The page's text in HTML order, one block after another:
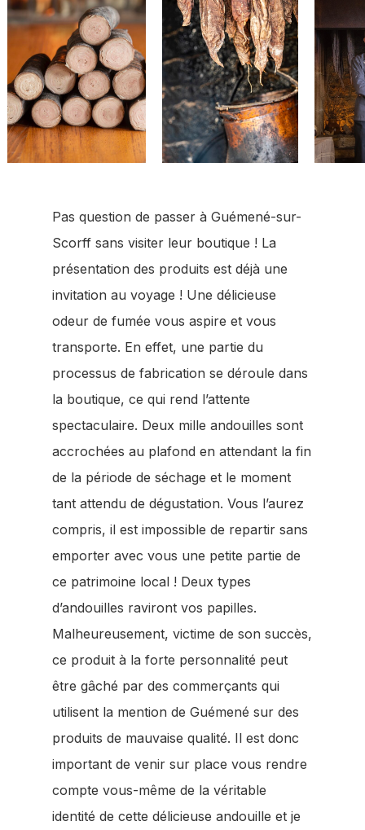
Votre panier est vide.
Go to shop
Pas question de passer à Guémené-sur-
Scorff sans visiter leur boutique ! La
présentation des produits est déjà une
invitation au voyage ! Une délicieuse
odeur de fumée vous aspire et vous
transporte. En effet, une partie du
processus de fabrication se déroule dans
la boutique, ce qui rend l’attente
spectaculaire. Deux mille andouilles sont
accrochées au plafond en attendant la fin
de la période de séchage et le moment
tant attendu de dégustation. Vous l’aurez
compris, il est impossible de repartir sans
emporter avec vous une petite partie de
ce patrimoine local ! Deux types
d’andouilles raviront vos papilles.
Malheureusement, victime de son succès,
ce produit à la forte personnalité peut
être gâché par des commerçants qui
utilisent la mention de Guémené sur des
produits de mauvaise qualité. Il est donc
important de venir sur place vous rendre
compte vous-même de la véritable
identité de cette délicieuse andouille et je